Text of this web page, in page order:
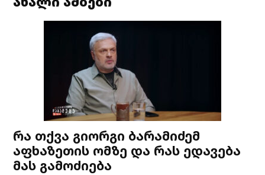
რა თქვა გიორგი ბარამიძემ
აფხაზეთის ომზე და რას ედავება
მას გამოძიება